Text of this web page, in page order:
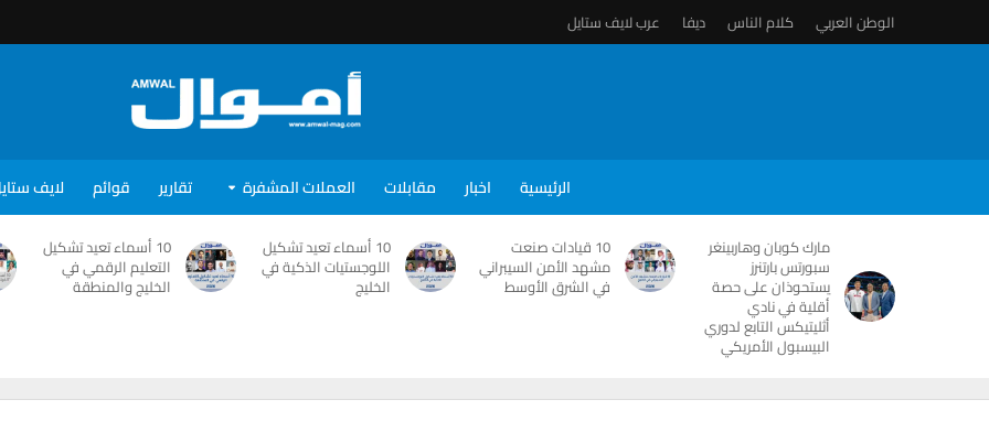
الوطن العربي كلام الناس ديفا عرب لايف ستايل
الرئيسية اخبار مقابلات العملات المشفرة تقارير قوائم لايف
مارك كوبان وهاربينغر
سبورتس بارتنرز
يستحوذان على حصة
أقلية في نادي
أثليتيكس التابع لدوري
البيسبول الأمريكي
10 قيادات صنعت
مشهد الأمن السيبراني
في الشرق الأوسط
10 أسماء تعيد تشكيل
اللوجستيات الذكية في
الخليج
10 أسماء تعيد تشكيل
التعليم الرقمي في
الخليج والمنطقة